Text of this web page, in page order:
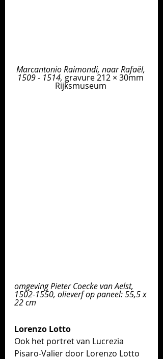
Marcantonio Raimondi, naar Rafaël,
1509 - 1514, gravure 212 × 30mm
Rijksmuseum
omgeving Pieter Coecke van Aelst,
1502-1550, olieverf op paneel: 55,5 x
22 cm
Lorenzo Lotto
Ook het portret van Lucrezia
Pisaro-Valier door Lorenzo Lotto